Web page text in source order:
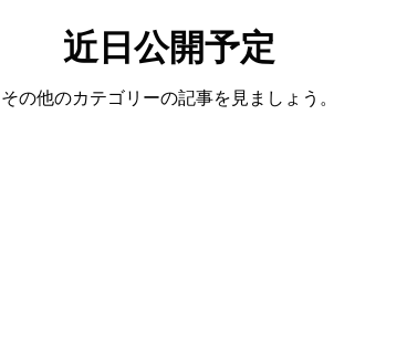
近日公開予定
その他のカテゴリーの記事を見ましょう。